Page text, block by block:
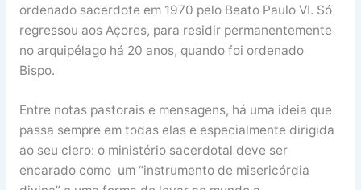
ordenado sacerdote em 1970 pelo Beato Paulo VI. Só
regressou aos Açores, para residir permanentemente
no arquipélago há 20 anos, quando foi ordenado
Bispo.
Entre notas pastorais e mensagens, há uma ideia que
passa sempre em todas elas e especialmente dirigida
ao seu clero: o ministério sacerdotal deve ser
encarado como um “instrumento de misericórdia